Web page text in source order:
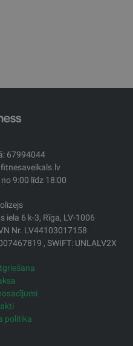
67994044
9:00 līdz 18:00
iela 6 k-3, Rīga, LV-1006
Nr. LV44103017158
, SWIFT: UNLALV2X
politika